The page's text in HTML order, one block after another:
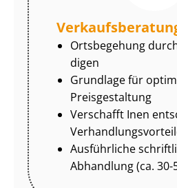
Ortsbegehung
di­gen
Grundlage für
Preisgestaltung
Verschafft Inen
Ausführliche
Abhandlung (ca. 30-